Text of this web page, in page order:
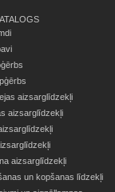
aizsarglīdzekļi
aizsarglīdzekļi
aizsarglīdzekļi
un kopšanas līdzekļi